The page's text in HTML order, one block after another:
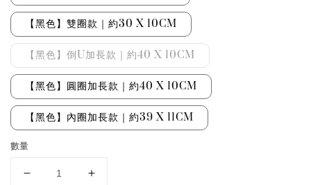
【黑色】雙圈款｜約30 X 10CM
【黑色】倒U加長款｜約40 X 10CM
【黑色】圓圈加長款｜約40 X 10CM
【黑色】內圈加長款｜約39 X 11CM
數量